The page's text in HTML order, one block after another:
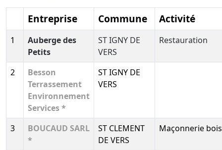
Entreprise Commune Activité
1
Auberge des
Petits
ST IGNY DE
VERS
Restauration
2
Besson
Terrassement
Environnement
Services *
ST IGNY DE
VERS
3
BOUCAUD SARL
*
ST CLEMENT
DE VERS
Maçonnerie bois